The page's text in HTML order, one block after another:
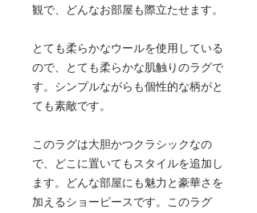
観で、どんなお部屋も際立たせます。
とても柔らかなウールを使用している
ので、とても柔らかな肌触りのラグで
す。シンプルながらも個性的な柄がと
ても素敵です。
このラグは大胆かつクラシックなの
で、どこに置いてもスタイルを追加し
ます。どんな部屋にも魅力と豪華さを
加えるショーピースです。このラグ